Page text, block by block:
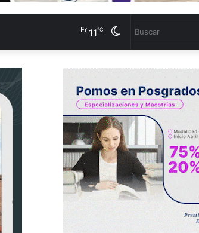
Cambiar
modo
11℃